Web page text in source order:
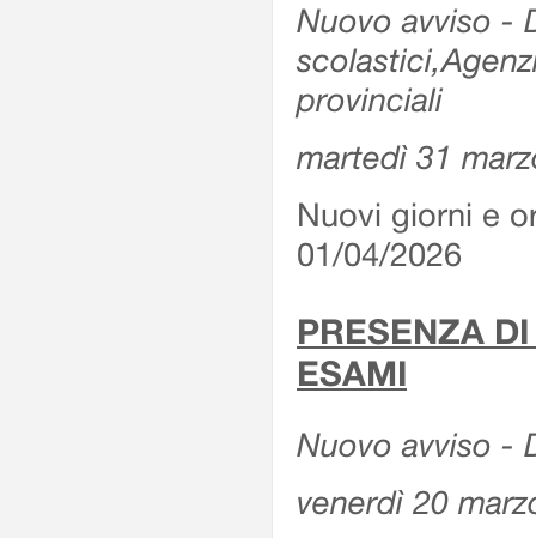
Nuovo avviso -
provinciali
martedì 31
Nuovi giorni e
01/04/2026
PRESENZA
ESAMI
Nuovo avviso -
venerdì 20